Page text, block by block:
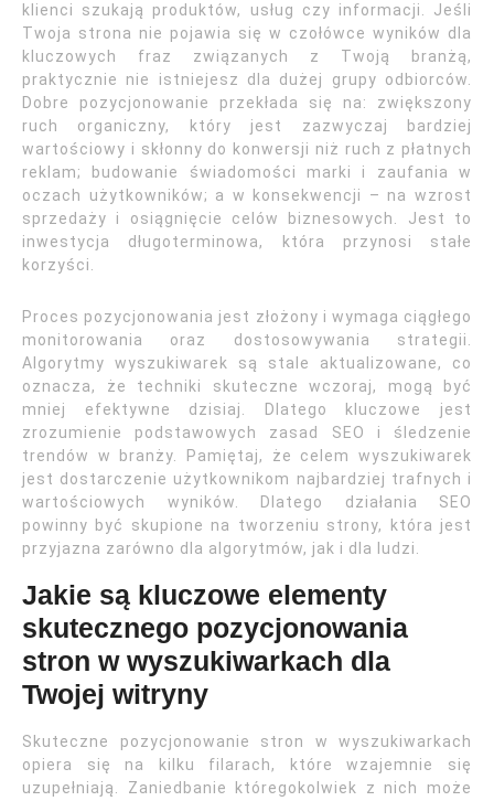
klienci szukają produktów, usług czy informacji. Jeśli
Twoja strona nie pojawia się w czołówce wyników dla
kluczowych fraz związanych z Twoją branżą,
praktycznie nie istniejesz dla dużej grupy odbiorców.
Dobre pozycjonowanie przekłada się na: zwiększony
ruch organiczny, który jest zazwyczaj bardziej
wartościowy i skłonny do konwersji niż ruch z płatnych
reklam; budowanie świadomości marki i zaufania w
oczach użytkowników; a w konsekwencji – na wzrost
sprzedaży i osiągnięcie celów biznesowych. Jest to
inwestycja długoterminowa, która przynosi stałe
korzyści.
Proces pozycjonowania jest złożony i wymaga ciągłego
monitorowania oraz dostosowywania strategii.
Algorytmy wyszukiwarek są stale aktualizowane, co
oznacza, że techniki skuteczne wczoraj, mogą być
mniej efektywne dzisiaj. Dlatego kluczowe jest
zrozumienie podstawowych zasad SEO i śledzenie
trendów w branży. Pamiętaj, że celem wyszukiwarek
jest dostarczenie użytkownikom najbardziej trafnych i
wartościowych wyników. Dlatego działania SEO
powinny być skupione na tworzeniu strony, która jest
przyjazna zarówno dla algorytmów, jak i dla ludzi.
Jakie są kluczowe elementy
skutecznego pozycjonowania
stron w wyszukiwarkach dla
Twojej witryny
Skuteczne pozycjonowanie stron w wyszukiwarkach
opiera się na kilku filarach, które wzajemnie się
uzupełniają. Zaniedbanie któregokolwiek z nich może